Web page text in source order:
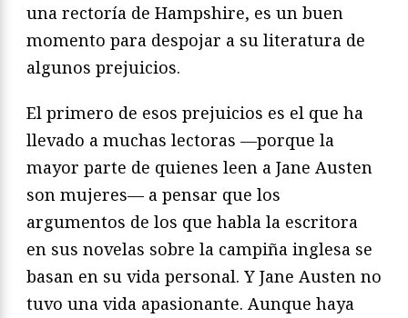
una rectoría de Hampshire, es un buen
momento para despojar a su literatura de
algunos prejuicios.
El primero de esos prejuicios es el que ha
llevado a muchas lectoras —porque la
mayor parte de quienes leen a Jane Austen
son mujeres— a pensar que los
argumentos de los que habla la escritora
en sus novelas sobre la campiña inglesa se
basan en su vida personal. Y Jane Austen no
tuvo una vida apasionante. Aunque haya